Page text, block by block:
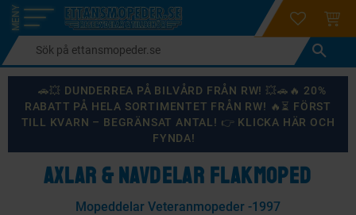
Meny
login
🚗💥 DUNDERREA PÅ BILVÅRD FRÅN RW! 💥🚗🔥 20%
RABATT PÅ HELA SORTIMENTET FRÅN RW! 🔥⏳ FÖRST
TILL KVARN – BEGRÄNSAT ANTAL! 👉 KLICKA HÄR OCH
FYNDA!
AXLAR & NAVDELAR FLAKMOPED
Mopeddelar Veteranmopeder -1997